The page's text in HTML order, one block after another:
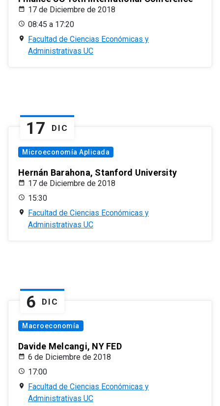
17 de Diciembre de 2018
08:45 a 17:20
Facultad de Ciencias Económicas y
Administrativas UC
17 DIC
Microeconomía Aplicada
Hernán Barahona, Stanford University
17 de Diciembre de 2018
15:30
Facultad de Ciencias Económicas y
Administrativas UC
6 DIC
Macroeconomía
Davide Melcangi, NY FED
6 de Diciembre de 2018
17:00
Facultad de Ciencias Económicas y
Administrativas UC